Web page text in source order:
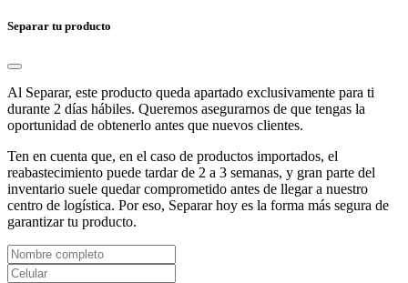
Separar tu producto
Al Separar, este producto queda apartado exclusivamente para ti
durante 2 días hábiles. Queremos asegurarnos de que tengas la
oportunidad de obtenerlo antes que nuevos clientes.
Ten en cuenta que, en el caso de productos importados, el
reabastecimiento puede tardar de 2 a 3 semanas, y gran parte del
inventario suele quedar comprometido antes de llegar a nuestro
centro de logística. Por eso, Separar hoy es la forma más segura de
garantizar tu producto.